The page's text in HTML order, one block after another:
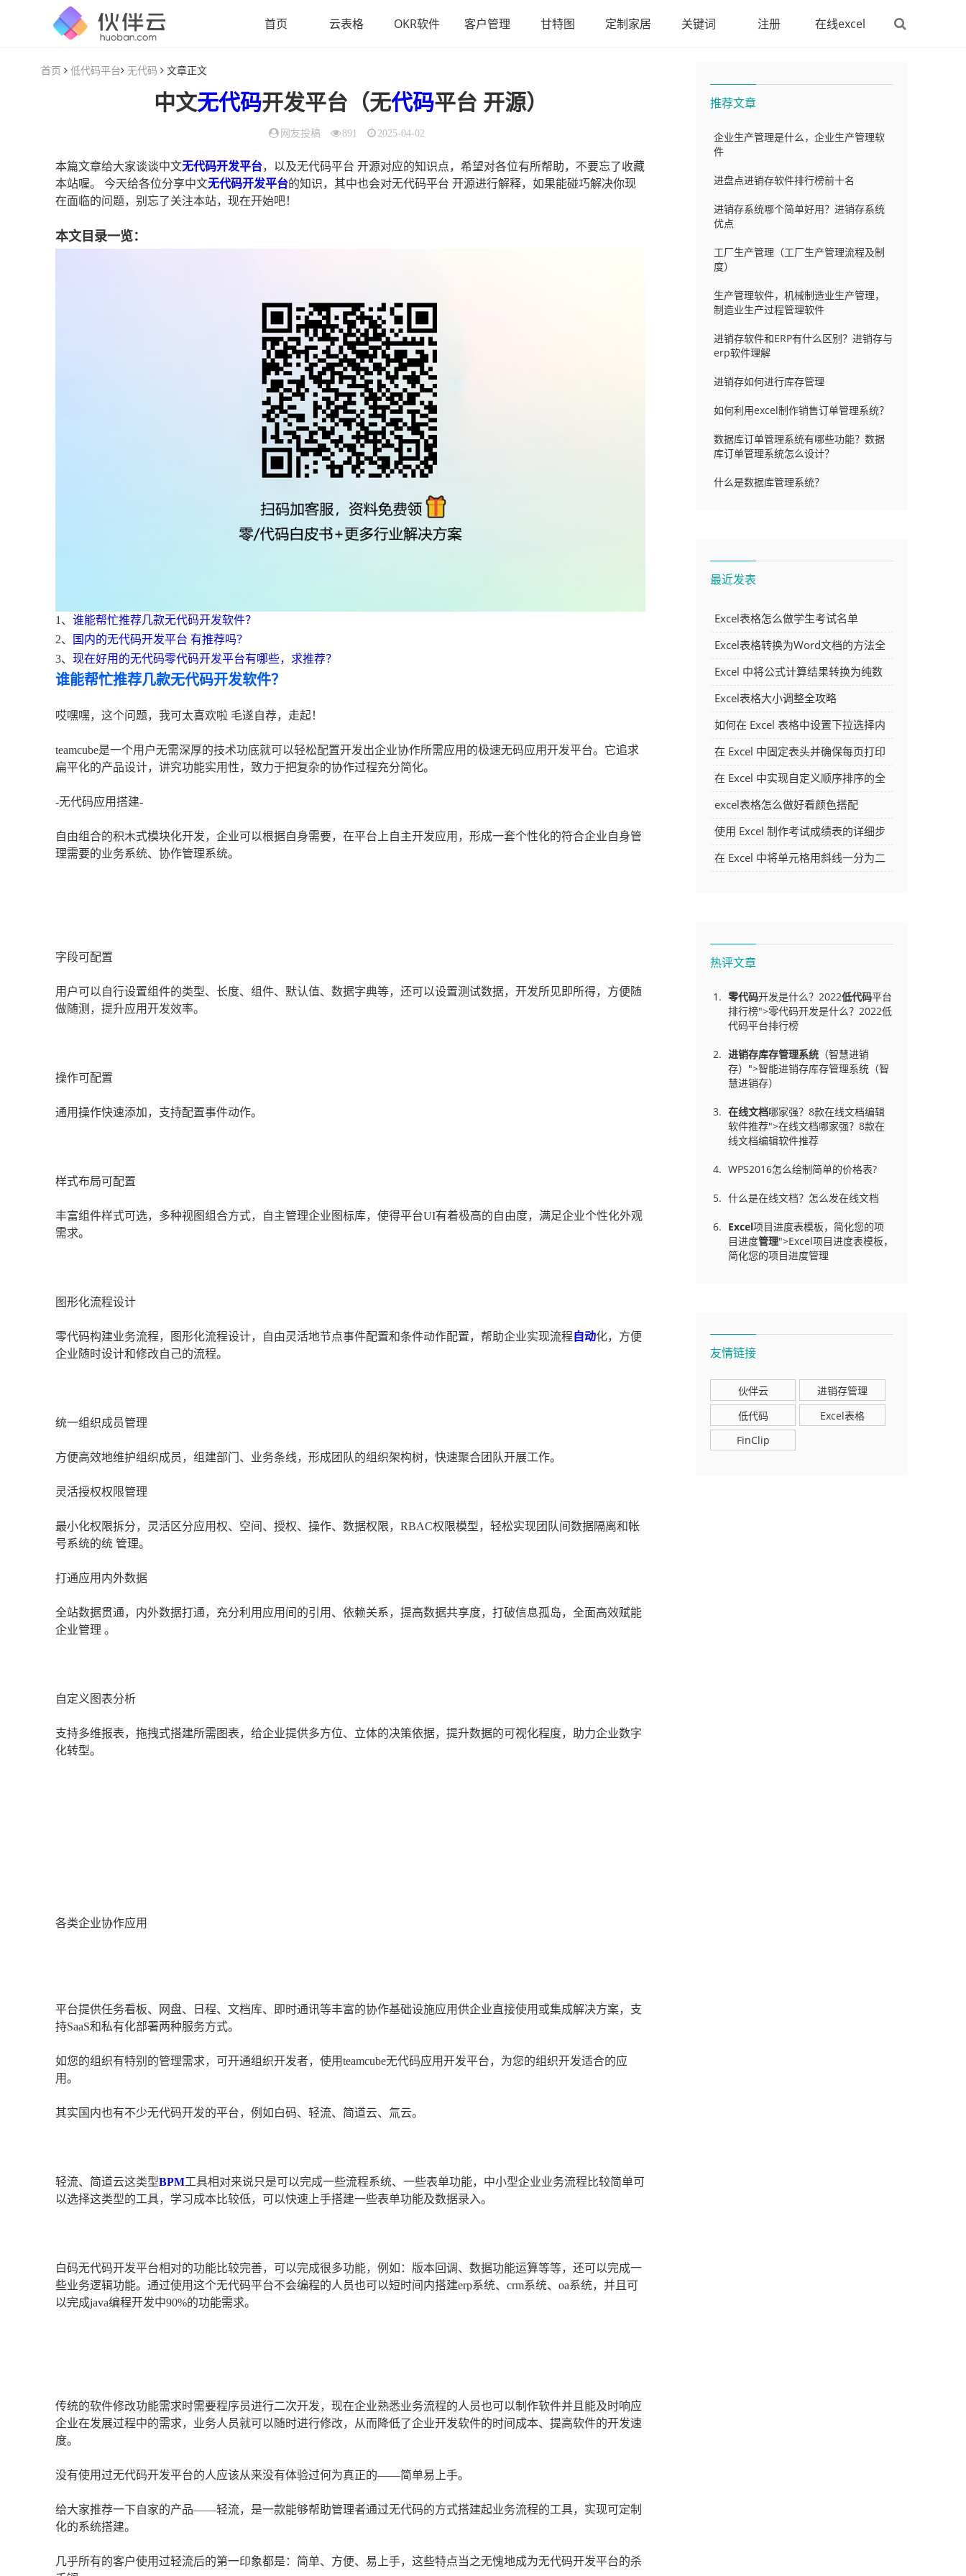
首页 云表格 OKR软件 客户管理 甘特图 定制家居 关键词 注册 在线excel
首页 低代码平台 无代码 文章正文
中文无代码开发平台（无代码平台 开源）
网友投稿 891 2025-04-02
本篇文章给大家谈谈中文无代码开发平台，以及无代码平台 开源对应的知识点，希望对各位有所帮助，不要忘了收藏
本站喔。 今天给各位分享中文无代码开发平台的知识，其中也会对无代码平台 开源进行解释，如果能碰巧解决你现
在面临的问题，别忘了关注本站，现在开始吧！
本文目录一览：
1、 谁能帮忙推荐几款无代码开发软件？
2、
国内的无代码开发平台 有推荐吗？
3、 现在好用的无代码零代码开发平台有哪些，求推荐？
谁能帮忙推荐几款无代码开发软件？
哎嘿嘿，这个问题，我可太喜欢啦 毛遂自荐，走起！
teamcube是一个用户无需深厚的技术功底就可以轻松配置开发出企业协作所需应用的极速无码应用开发平台。它追求
扁平化的产品设计，讲究功能实用性，致力于把复杂的协作过程充分简化。
-无代码应用搭建-
自由组合的积木式模块化开发，企业可以根据自身需要，在平台上自主开发应用，形成一套个性化的符合企业自身管
理需要的业务系统、协作管理系统。
字段可配置
用户可以自行设置组件的类型、长度、组件、默认值、数据字典等，还可以设置测试数据，开发所见即所得，方便随
做随测，提升应用开发效率。
操作可配置
通用操作快速添加，支持配置事件动作。
样式布局可配置
丰富组件样式可选，多种视图组合方式，自主管理企业图标库，使得平台UI有着极高的自由度，满足企业个性化外观
需求。
图形化流程设计
零代码构建业务流程，图形化流程设计，自由灵活地节点事件配置和条件动作配置，帮助企业实现流程 自动化，方便
企业随时设计和修改自己的流程。
统一组织成员管理
方便高效地维护组织成员，组建部门、业务条线，形成团队的组织架构树，快速聚合团队开展工作。
灵活授权权限管理
最小化权限拆分，灵活区分应用权、空间、授权、操作、数据权限，RBAC权限模型，轻松实现团队间数据隔离和帐
号系统的统 管理。
打通应用内外数据
全站数据贯通，内外数据打通，充分利用应用间的引用、依赖关系，提高数据共享度，打破信息孤岛，全面高效赋能
企业管理 。
自定义图表分析
支持多维报表，拖拽式搭建所需图表，给企业提供多方位、立体的决策依据，提升数据的可视化程度，助力企业数字
化转型。
各类企业协作应用
平台提供任务看板、网盘、日程、文档库、即时通讯等丰富的协作基础设施应用供企业直接使用或集成解决方案，支
持SaaS和私有化部署两种服务方式。
如您的组织有特别的管理需求，可开通组织开发者，使用teamcube无代码应用开发平台，为您的组织开发适合的应
用。
其实国内也有不少无代码开发的平台，例如白码、轻流、简道云、氚云。
轻流、简道云这类型BPM工具相对来说只是可以完成一些流程系统、一些表单功能，中小型企业业务流程比较简单可
以选择这类型的工具，学习成本比较低，可以快速上手搭建一些表单功能及数据录入。
白码无代码开发平台相对的功能比较完善，可以完成很多功能，例如：版本回调、数据功能运算等等，还可以完成一
些业务逻辑功能。通过使用这个无代码平台不会编程的人员也可以短时间内搭建erp系统、crm系统、oa系统，并且可
以完成java编程开发中90%的功能需求。
传统的软件修改功能需求时需要程序员进行二次开发，现在企业熟悉业务流程的人员也可以制作软件并且能及时响应
企业在发展过程中的需求，业务人员就可以随时进行修改，从而降低了企业开发软件的时间成本、提高软件的开发速
度。
没有使用过无代码开发平台的人应该从来没有体验过何为真正的——简单易上手。
给大家推荐一下自家的产品——轻流，是一款能够帮助管理者通过无代码的方式搭建起业务流程的工具，实现可定制
化的系统搭建。
几乎所有的客户使用过轻流后的第一印象都是：简单、方便、易上手，这些特点当之无愧地成为无代码开发平台的杀
推荐文章
企业生产管理是什么，企业生产管理软
件
进盘点进销存软件排行榜前十名
进销存系统哪个简单好用？进销存系统
优点
工厂生产管理（工厂生产管理流程及制
度）
生产管理软件，机械制造业生产管理，
制造业生产过程管理软件
进销存软件和ERP有什么区别？进销存与
erp软件理解
进销存如何进行库存管理
如何利用excel制作销售订单管理系统？
数据库订单管理系统有哪些功能？数据
库订单管理系统怎么设计？
什么是数据库管理系统？
最近发表
Excel表格怎么做学生考试名单
Excel表格转换为Word文档的方法全
解析
Excel 中将公式计算结果转换为纯数
字的多种方法
Excel表格大小调整全攻略
如何在 Excel 表格中设置下拉选择内
容
在 Excel 中固定表头并确保每页打印
时都显示表头的方法详解
在 Excel 中实现自定义顺序排序的全
面指南
excel表格怎么做好看颜色搭配
使用 Excel 制作考试成绩表的详细步
骤及技巧
在 Excel 中将单元格用斜线一分为二
热评文章
零代码开发是什么？2022低代码平台
排行榜">零代码开发是什么？2022低
代码平台排行榜
进销存库存管理系统 （智慧进销
存）">智能进销存库存管理系统（智
慧进销存）
在线文档哪家强？8款在线文档编辑
软件推荐">在线文档哪家强？8款在
线文档编辑软件推荐
WPS2016怎么绘制简单的价格表?
什么是在线文档？怎么发在线文档
Excel项目进度表模板，简化您的项
目进度管理">Excel项目进度表模板，
简化您的项目进度管理
友情链接
伙伴云
进销存管理
低代码
Excel表格
FinClip